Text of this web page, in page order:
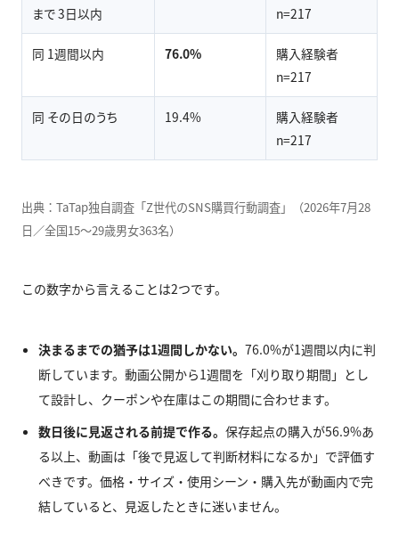
まで 3日以内
n=217
同 1週間以内 76.0%
購入経験者
n=217
同 その日のうち 19.4%
購入経験者
n=217
出典：TaTap独自調査「Z世代のSNS購買行動調査」（2026年7月28
日／全国15〜29歳男女363名）
この数字から言えることは2つです。
決まるまでの猶予は1週間しかない。76.0%が1週間以内に判
断しています。動画公開から1週間を「刈り取り期間」とし
て設計し、クーポンや在庫はこの期間に合わせます。
数日後に見返される前提で作る。保存起点の購入が56.9%あ
る以上、動画は「後で見返して判断材料になるか」で評価す
べきです。価格・サイズ・使用シーン・購入先が動画内で完
結していると、見返したときに迷いません。